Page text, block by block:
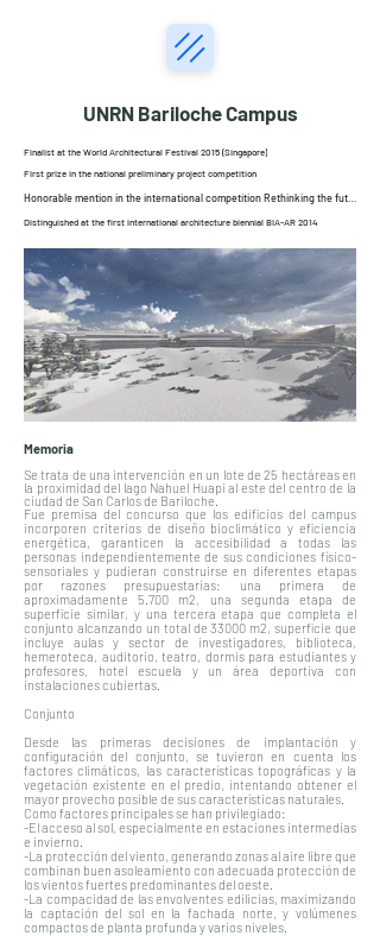
UNRN Bariloche Campus
Finalist at the World Architectural Festival 2015 (Singapore)
First prize in the national preliminary project competition
Distinguished at the first international architecture biennial BIA-AR 2014
Memoria
Se trata de una intervención en un lote de 25 hectáreas en
la proximidad del lago Nahuel Huapi al este del centro de la
ciudad de San Carlos de Bariloche.
Fue premisa del concurso que los edificios del campus
incorporen criterios de diseño bioclimático y eficiencia
energética, garanticen la accesibilidad a todas las
personas independientemente de sus condiciones físico-
sensoriales y pudieran construirse en diferentes etapas
por razones presupuestarias: una primera de
aproximadamente 5.700 m2, una segunda etapa de
superficie similar, y una tercera etapa que completa el
conjunto alcanzando un total de 33000 m2, superficie que
incluye aulas y sector de investigadores, biblioteca,
hemeroteca, auditorio, teatro, dormis para estudiantes y
profesores, hotel escuela y un área deportiva con
instalaciones cubiertas.
Conjunto
Desde las primeras decisiones de implantación y
configuración del conjunto, se tuvieron en cuenta los
factores climáticos, las características topográficas y la
vegetación existente en el predio, intentando obtener el
mayor provecho posible de sus características naturales.
Como factores principales se han privilegiado:
-El acceso al sol, especialmente en estaciones intermedias
e invierno.
-La protección del viento, generando zonas al aire libre que
combinan buen asoleamiento con adecuada protección de
los vientos fuertes predominantes del oeste.
-La compacidad de las envolventes edilicias, maximizando
la captación del sol en la fachada norte, y volúmenes
compactos de planta profunda y varios niveles.